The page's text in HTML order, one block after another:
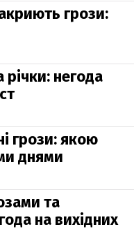
грози:
річки: негода
грози: якою
днями
та
на вихідних